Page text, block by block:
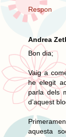
Respon
Andrea
Bon dia;
Vaig a
he elegit
parla dels
d’aquest
aquesta